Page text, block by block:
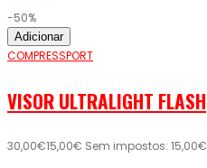
-50%
Adicionar
COMPRESSPORT
VISOR ULTRALIGHT FLASH
30,00€15,00€ Sem impostos: 15,00€